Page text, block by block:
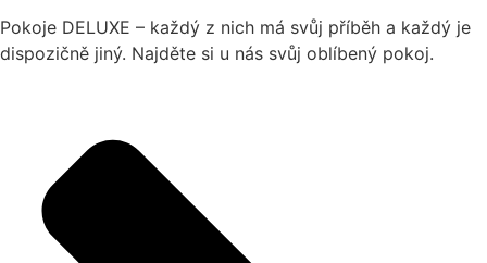
Pokoje DELUXE – každý z nich má svůj příběh a každý je
dispozičně jiný. Najděte si u nás svůj oblíbený pokoj.